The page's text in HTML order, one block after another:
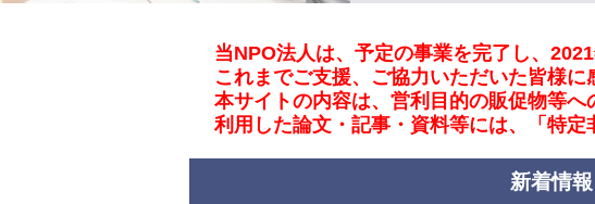
当NPO法人は、予定の事業を完了し、
これまでご支援、ご協力いただいた皆様に
本サイトの内容は、営利目的の販促物等へ
利用した論文・記事・資料等には、「特定
新着情報